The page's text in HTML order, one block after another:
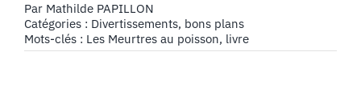
Par Mathilde PAPILLON
Catégories : Divertissements, bons plans
Mots-clés : Les Meurtres au poisson, livre